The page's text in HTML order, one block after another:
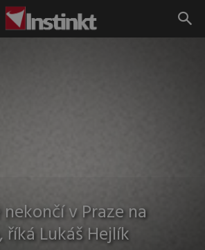
v Praze na
Lukáš Hejlík